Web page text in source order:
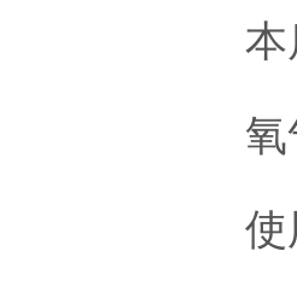
本店
氧气
使用